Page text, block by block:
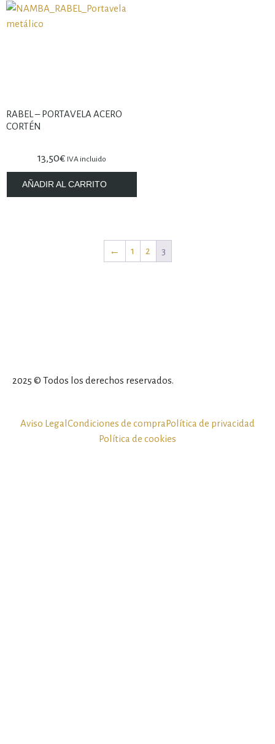
RABEL – PORTAVELA ACERO
CORTÉN
13,50€ IVA incluido
AÑADIR AL CARRITO
← 1 2 3
2025 © Todos los derechos reservados.
Aviso Legal Condiciones de compraPolítica de privacidad
Política de cookies